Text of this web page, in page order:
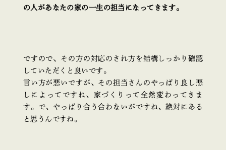
の人があなたの家の一生の担当になってきます。
ですので、その方の対応のされ方を結構しっかり確認
していただくと良いです。
言い方が悪いですが、その担当さんのやっぱり良し悪
しによってですね、家づくりって全然変わってきま
す。で、やっぱり合う合わないがですね、絶対にある
と思うんですね。